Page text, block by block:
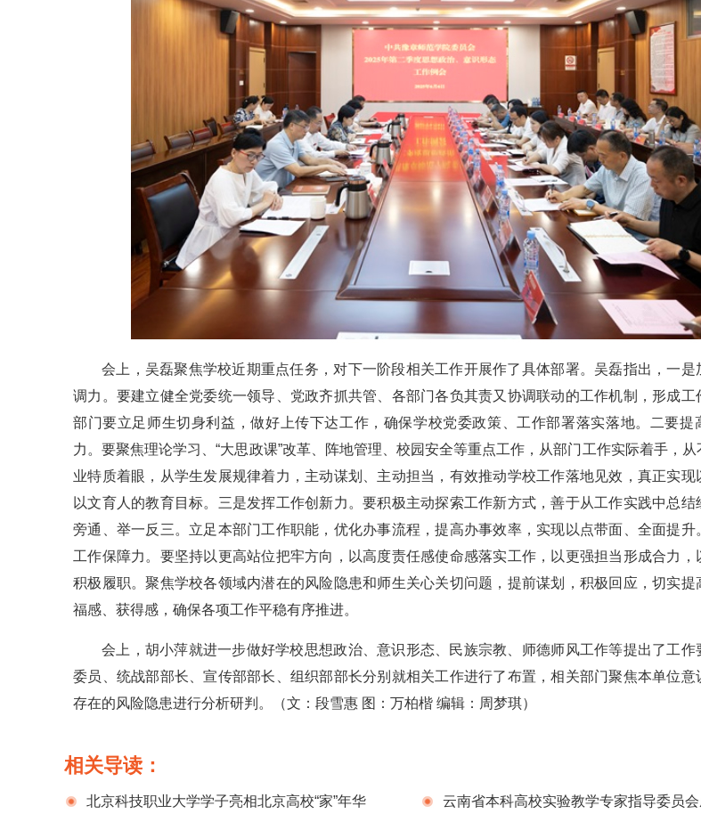
会上，吴磊聚焦学校近期重点任务，对下一阶段相关工作开展作了具体部署。吴磊指出，一是
调力。要建立健全党委统一领导、党政齐抓共管、各部门各负其责又协调联动的工作机制，形成工
部门要立足师生切身利益，做好上传下达工作，确保学校党委政策、工作部署落实落地。二要提
力。要聚焦理论学习、“大思政课”改革、阵地管理、校园安全等重点工作，从部门工作实际着手，
业特质着眼，从学生发展规律着力，主动谋划、主动担当，有效推动学校工作落地见效，真正实现
以文育人的教育目标。三是发挥工作创新力。要积极主动探索工作新方式，善于从工作实践中总结
旁通、举一反三。立足本部门工作职能，优化办事流程，提高办事效率，实现以点带面、全面提升
工作保障力。要坚持以更高站位把牢方向，以高度责任感使命感落实工作，以更强担当形成合力，
积极履职。聚焦学校各领域内潜在的风险隐患和师生关心关切问题，提前谋划，积极回应，切实提
福感、获得感，确保各项工作平稳有序推进。
会上，胡小萍就进一步做好学校思想政治、意识形态、民族宗教、师德师风工作等提出了工作
委员、统战部部长、宣传部部长、组织部部长分别就相关工作进行了布置，相关部门聚焦本单位意
存在的风险隐患进行分析研判。（文：段雪惠 图：万柏楷 编辑：周梦琪）
相关导读：
北京科技职业大学学子亮相北京高校“家”年华 云南省本科高校实验教学专家指导委员